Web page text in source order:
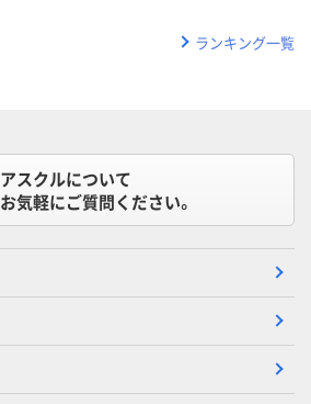
ランキング一覧
アスクルについて
お気軽にご質問ください。